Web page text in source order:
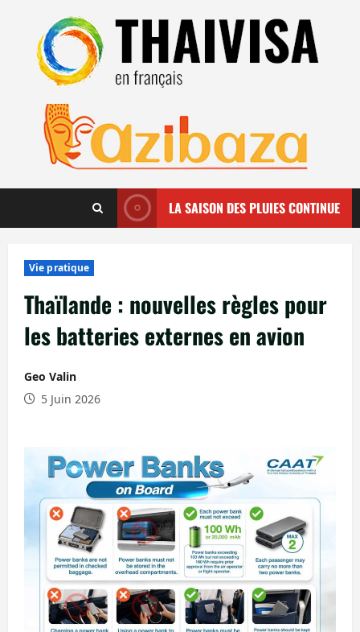
contenu
LA SAISON DES PLUIES CONTINUE
Vie pratique
Thaïlande : nouvelles règles pour
les batteries externes en avion
Geo Valin
5 Juin 2026